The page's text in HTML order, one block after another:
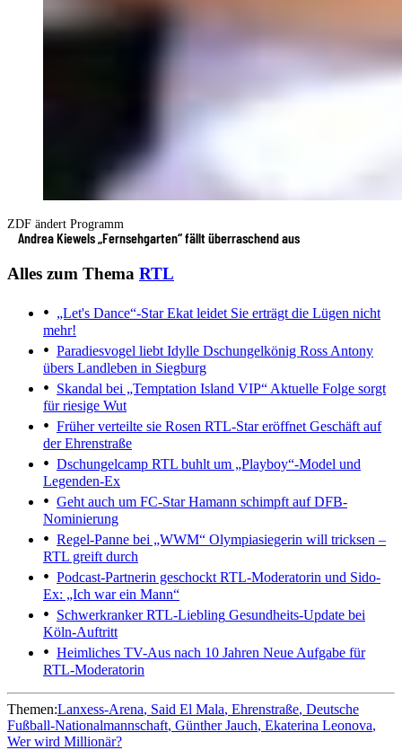
ZDF ändert Programm
Andrea Kiewels „Fernsehgarten“ fällt überraschend aus
Alles zum Thema RTL
„Let's Dance“-Star Ekat leidet Sie erträgt die Lügen nicht
mehr!
Paradiesvogel liebt Idylle Dschungelkönig Ross Antony
übers Landleben in Siegburg
Skandal bei „Temptation Island VIP“ Aktuelle Folge sorgt
für riesige Wut
Früher verteilte sie Rosen RTL-Star eröffnet Geschäft auf
der Ehrenstraße
Dschungelcamp RTL buhlt um „Playboy“-Model und
Legenden-Ex
Geht auch um FC-StarHamann schimpft auf DFB-
Nominierung
Regel-Panne bei „WWM“ Olympiasiegerin will tricksen –
RTL greift durch
Podcast-Partnerin geschockt RTL-Moderatorin und Sido-
Ex: „Ich war ein Mann“
Schwerkranker RTL-Liebling Gesundheits-Update bei
Köln-Auftritt
Heimliches TV-Aus nach 10 Jahren Neue Aufgabe für
RTL-Moderatorin
Themen:Lanxess-Arena Said El Mala Ehrenstraße Deutsche
Fußball-Nationalmannschaft Günther Jauch Ekaterina Leonova
Wer wird Millionär?